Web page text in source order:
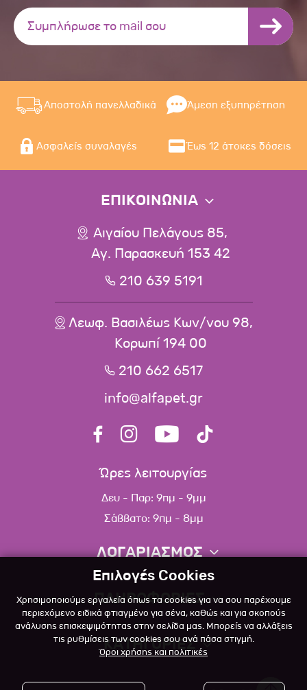
Αποστολή πανελλαδικά Άμεση εξυπηρέτηση
Ασφαλείς συναλαγές Έως 12 άτοκες δόσεις
ΕΠΙΚΟΙΝΩΝΙΑ
Αιγαίου Πελάγους 85,
Αγ. Παρασκευή 153 42
210 639 5191
Λεωφ. Βασιλέως Κων/νου 98,
Κορωπί 194 00
210 662 6517
info@alfapet.gr
Ώρες λειτουργίας
Δευ - Παρ: 9πμ - 9μμ
Σάββατο: 9πμ - 8μμ
ΛΟΓΑΡΙΑΣΜΟΣ
Πληροφορίες λογαριασμού
Λίστα αγαπημένων
Πολιτική επιστροφών
ΠΛΗΡΟΦΟΡΙΕΣ
Σχετικά
Επικοινωνία
Blog
ΚΑΤΗΓΟΡΙΕΣ
Επιλογές Cookies
Χρησιμοποιούμε εργαλεία όπως τα cookies για να σου παρέχουμε
περιεχόμενο ειδικά φτιαγμένο για σένα, καθώς και για σκοπούς
ανάλυσης επισκεψιμότητας στην σελίδα μας. Μπορείς να αλλάξεις
τις ρυθμίσεις των cookies σου ανά πάσα στιγμή.
Όροι χρήσης και πολιτικές